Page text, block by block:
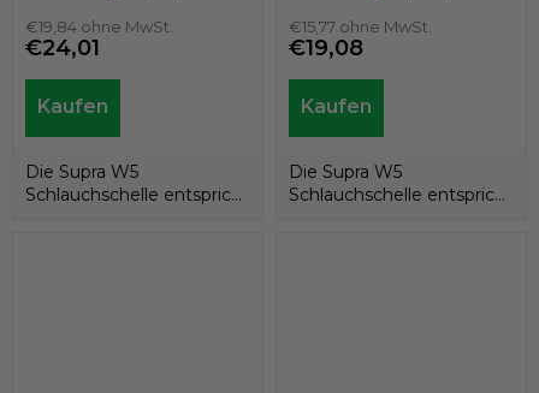
€19,84 ohne MwSt.
€24,01
Die Supra W5
Schlauchschelle entspricht
€15,77 ohne MwSt.
€19,08
Die Supra W5
Schlauchschelle entspricht